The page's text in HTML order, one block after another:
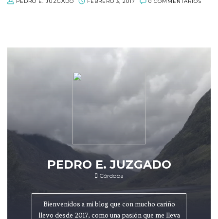
PEDRO E. JUZGADO FEBRERO 3, 2017 0 COMMENTARIOS
PEDRO E. JUZGADO
Córdoba
Bienvenidos a mi blog que con mucho cariño
llevo desde 2017, como una pasión que me lleva